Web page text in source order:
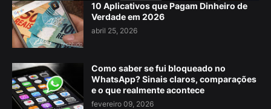
10 Aplicativos que Pagam Dinheiro de
Verdade em 2026
abril 25, 2026
Como saber se fui bloqueado no
WhatsApp? Sinais claros, comparações
e o que realmente acontece
fevereiro 09, 2026